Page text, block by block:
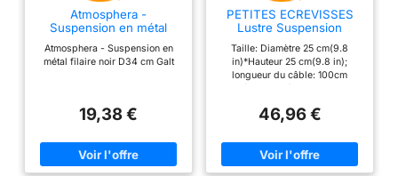
Atmosphera -
Suspension en métal
Atmosphera - Suspension en
métal filaire noir D34 cm Galt
19,38 €
PETITES ECREVISSES
Lustre Suspension
Industrielle Design 3
Lampes Diamant Chanvre
Corde Métal LED
Luminaire Plafonnier
E27 pour cuisine salon
chambre (avec une
Taille: Diamètre 25 cm(9.8
in)*Hauteur 25 cm(9.8 in);
longueur du câble: 100cm
in).Tension: 110-220V; Source
inclu). Spécification de
l'ampoule en option: Voltage :
AC110-240V, puissance
46,96 €